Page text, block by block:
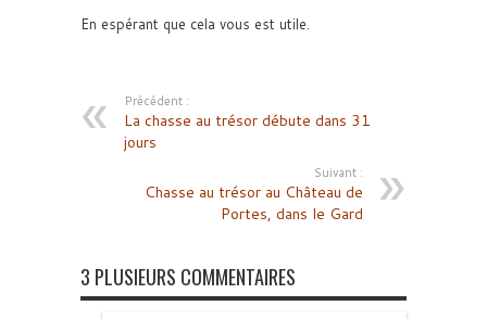
En espérant que cela vous est utile.
Précédent :
La chasse au trésor débute dans 31
jours
Suivant :
Chasse au trésor au Château de
Portes, dans le Gard
3 PLUSIEURS COMMENTAIRES